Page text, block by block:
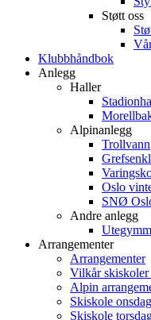
Støtt oss
Klubbhåndbok
Anlegg
Haller
Alpinanlegg
Trollvann
Oslo
SNØ
Andre anlegg
Arrangementer
Arrangementer
Vilkår skiskoler
Alpin
Skiskole
Skiskole